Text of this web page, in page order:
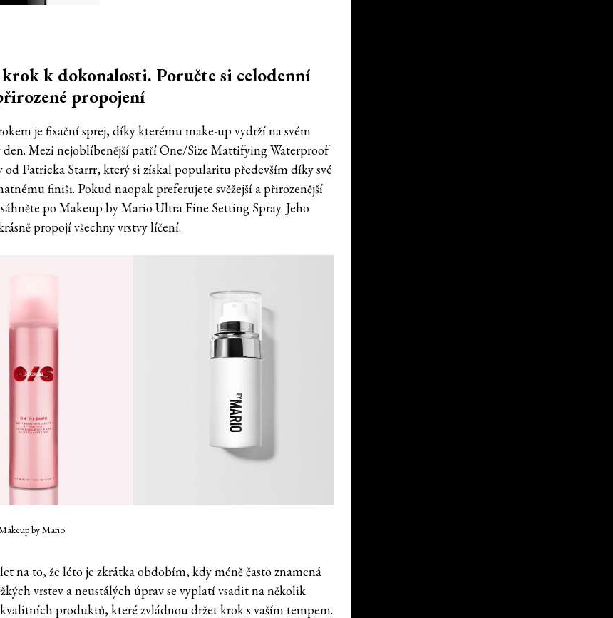
k dokonalosti. Poručte si celodenní
propojení
je fixační sprej, díky kterému make-up vydrží na svém
den. Mezi nejoblíbenější patří One/Size Mattifying Waterproof
od Patricka Starrr, který si získal popularitu především díky své
finiši. Pokud naopak preferujete svěžejší a přirozenější
po Makeup by Mario Ultra Fine Setting Spray. Jeho
propojí všechny vrstvy líčení.
by Mario
na to, že léto je zkrátka obdobím, kdy méně často znamená
vrstev a neustálých úprav se vyplatí vsadit na několik
kvalitních produktů, které zvládnou držet krok s vaším tempem.